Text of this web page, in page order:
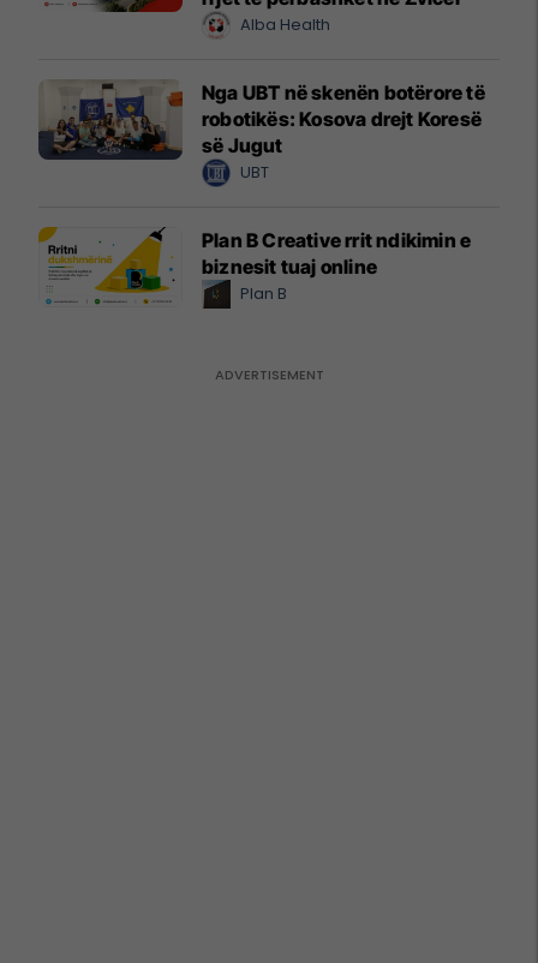
Alba Health
Nga UBT në skenën botërore të
robotikës: Kosova drejt Koresë
së Jugut
UBT
Plan B Creative rrit ndikimin e
biznesit tuaj online
Plan B